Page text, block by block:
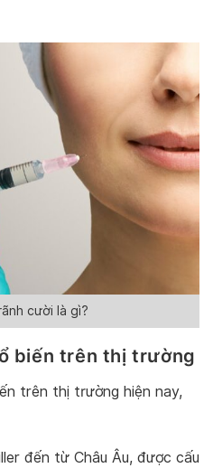
cười là gì?
biến trên thị trường
trên thị trường hiện nay,
đến từ Châu Âu, được cấu